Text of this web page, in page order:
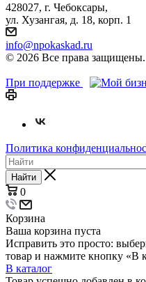
428027, г. Чебоксары,
ул. Хузангая, д. 18, корп. 1
info@npokaskad.ru
© 2026 Все права защищены.
При поддержке
Политика
Найти
0
Корзина
Ваша корзина пуста
Исправить это просто:
товар и нажмите кнопку «В
В каталог